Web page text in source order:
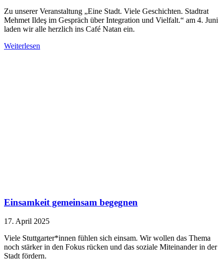
Zu unserer Veranstaltung „Eine Stadt. Viele Geschichten. Stadtrat
Mehmet Ildeş im Gespräch über Integration und Vielfalt.“ am 4. Juni
laden wir alle herzlich ins Café Natan ein.
Weiterlesen
Einsamkeit gemeinsam begegnen
17. April 2025
Viele Stuttgarter*innen fühlen sich einsam. Wir wollen das Thema
noch stärker in den Fokus rücken und das soziale Miteinander in der
Stadt fördern.